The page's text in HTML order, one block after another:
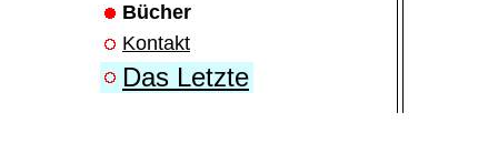
Bücher
Kontakt
Das Letzte